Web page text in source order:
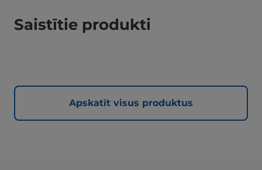
Saistītie produkti
Apskatīt visus produktus